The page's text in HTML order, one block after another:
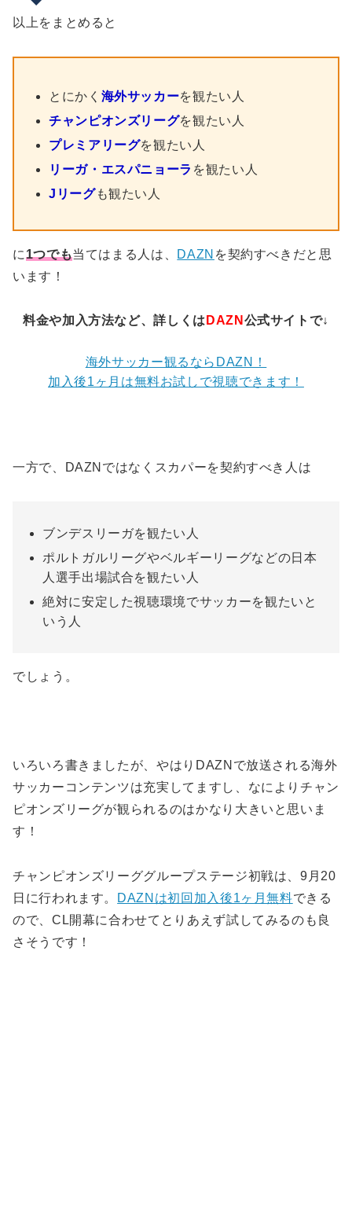
以上をまとめると
とにかく 海外サッカーを観たい人
チャンピオンズリーグを観たい人
プレミアリーグを観たい人
リーガ・エスパニョーラ を観たい人
Jリーグも観たい人
に1つでも当てはまる人は、 DAZN を契約すべきだと思
います！
料金や加入方法など、詳しくは DAZN 公式サイトで↓
海外サッカー観るならDAZN！
加入後1ヶ月は無料お試しで視聴できます！
一方で、DAZNではなくスカパーを契約すべき人は
ブンデスリーガを観たい人
ポルトガルリーグやベルギーリーグなどの日本
人選手出場試合を観たい人
絶対に安定した視聴環境でサッカーを観たいと
いう人
でしょう。
いろいろ書きましたが、やはりDAZNで放送される海外
サッカーコンテンツは充実してますし、なによりチャン
ピオンズリーグが観られるのはかなり大きいと思いま
す！
チャンピオンズリーググループステージ初戦は、9月20
日に行われます。
DAZNは初回加入後1ヶ月無料できる
ので、CL開幕に合わせてとりあえず試してみるのも良
さそうです！